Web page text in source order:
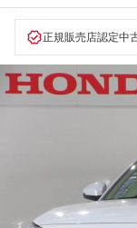
ブラインドスポットモニ
正規販売店認定中